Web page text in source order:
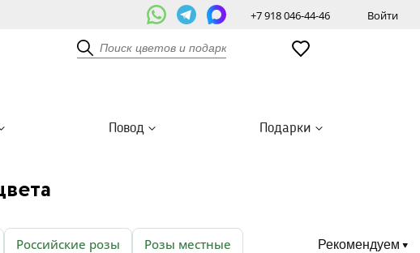
+7 918 046-44-46 Войти
Повод Подарки
Российские розы
Розы местные
Рекомендуем